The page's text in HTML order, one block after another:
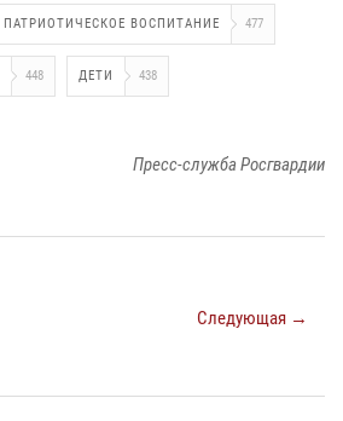
ПАТРИОТИЧЕСКОЕ ВОСПИТАНИЕ 477
448 ДЕТИ 438
Пресс-служба Росгвардии
Следующая →